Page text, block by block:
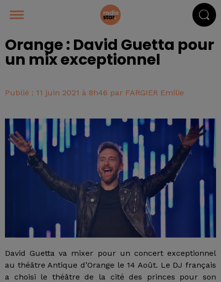
Orange : David Guetta pour
un mix exceptionnel
Publié : 11 juin 2021 à 8h46 par FARGIER Emilie
David Guetta va mixer pour un concert exceptionnel
au théâtre Antique d’Orange le 14 Août. Le DJ français
a choisi le théâtre de la cité des princes pour son